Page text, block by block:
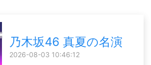
乃木坂46 真夏の名演
2026-08-03 10:46:12